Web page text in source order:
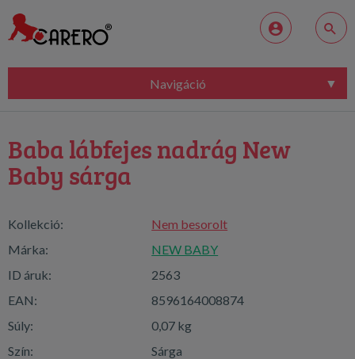
Navigáció
Baba lábfejes nadrág New
Baby sárga
Kollekció:
Nem besorolt
Márka:
NEW BABY
ID áruk:
2563
EAN:
8596164008874
Súly:
0,07 kg
Szín:
Sárga